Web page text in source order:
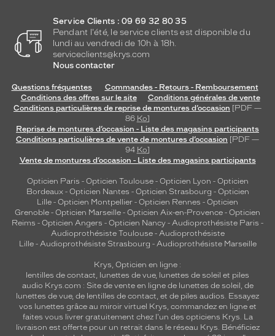
Service Clients : 09 69 32 80 35
Pendant l'été, le service clients est disponible du
lundi au vendredi de 10h à 18h.
serviceclients@krys.com
Nous contacter
Questions fréquentes
Commandes - Retours - Remboursement
Conditions des offres sur le site
Conditions générales de vente
Conditions particulières de reprise de montures d’occasion [PDF —
86 Ko]
Reprise de montures d’occasion - Liste des magasins participants
Conditions particulières de vente de montures d’occasion [PDF —
94 Ko]
Vente de montures d’occasion - Liste des magasins participants
Opticien Paris - Opticien Toulouse- Opticien Lyon - Opticien
Bordeaux- Opticien Nantes - Opticien Strasbourg - Opticien
Lille - Opticien Montpellier - Opticien Rennes - Opticien
Grenoble - Opticien Marseille - Opticien Aix-en-Provence - Opticien
Reims - Opticien Angers - Opticien Nancy - Audioprothésiste Paris -
Audioprothésiste Toulouse- Audioprothésiste
Lille- Audioprothésiste Strasbourg - Audioprothésiste Marseille
Krys, Opticien en ligne :
lentilles de contact, lunettes de vue, lunettes de soleil et piles
audio Krys.com : Site de vente en ligne de lunettes de soleil, de
lunettes de vue, de lentilles de contact, et de piles audios. Essayez
vos lunettes grâce au miroir virtuel Krys, commandez en ligne et
faites vous livrer gratuitement chez l'un des opticiens Krys. La
livraison est offerte pour un retrait dans le réseau Krys. Bénéficiez